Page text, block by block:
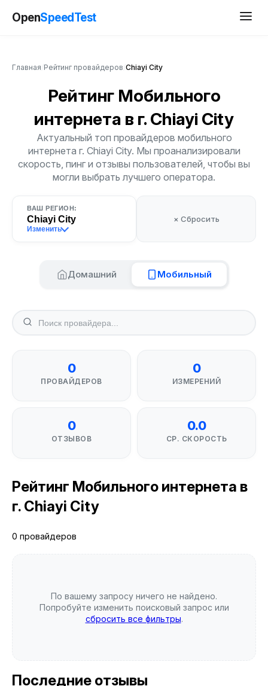
OpenSpeedTest
Главная Рейтинг провайдеров Chiayi City
Рейтинг Мобильного
интернета в г. Chiayi City
Актуальный топ провайдеров мобильного
интернета г. Chiayi City. Мы проанализировали
скорость, пинг и отзывы пользователей, чтобы вы
могли выбрать лучшего оператора.
ВАШ РЕГИОН:
Chiayi City
Изменить
× Сбросить
Домашний Мобильный
0
ПРОВАЙДЕРОВ
0
ИЗМЕРЕНИЙ
0
ОТЗЫВОВ
0.0
СР. СКОРОСТЬ
Рейтинг Мобильного интернета в
г. Chiayi City
0 провайдеров
По вашему запросу ничего не найдено.
Попробуйте изменить поисковый запрос или
сбросить все фильтры.
Последние отзывы